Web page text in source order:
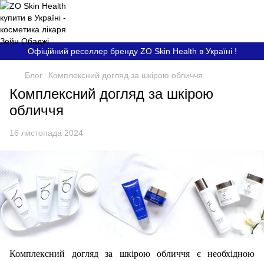
Офіційний реселлер бренду ZO Skin Health в Україні !
Блог Комплексний догляд за шкірою обличчя
Комплексний догляд за шкірою
обличчя
16 листопада 2024
Комплексний догляд за шкірою обличчя є необхідною